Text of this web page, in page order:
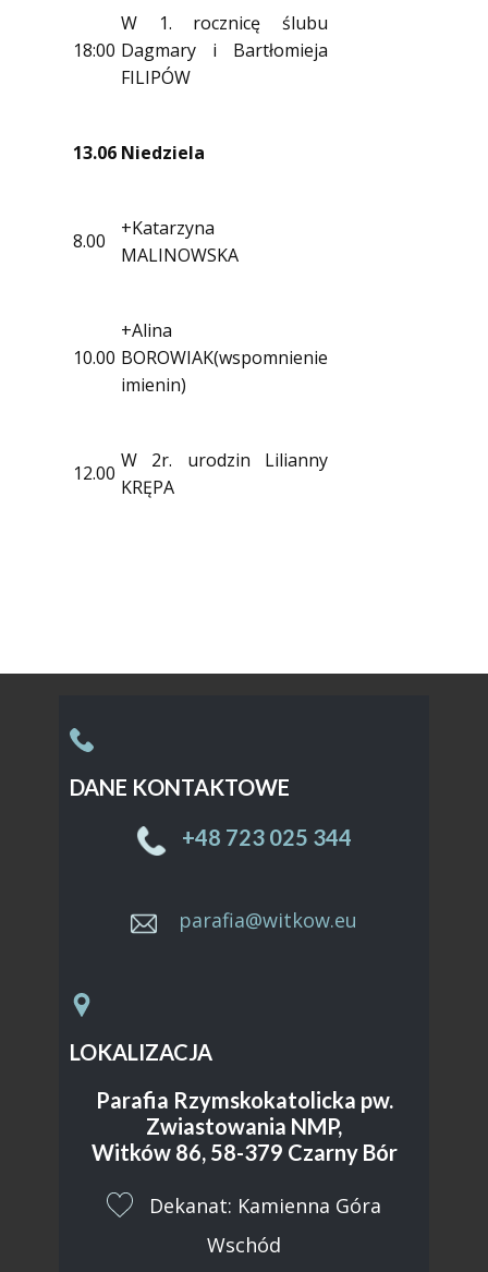
18:00
W 1. rocznicę ślubu
Dagmary i Bartłomieja
FILIPÓW
13.06 Niedziela
8.00
+Katarzyna
MALINOWSKA
10.00
+Alina
BOROWIAK(wspomnienie
imienin)
12.00
W 2r. urodzin Lilianny
KRĘPA
Sample text. Click to select the text box. Click
again or double click to start editing the text.
DANE KONTAKTOWE
+48 ​723 025 344
parafia@witkow.eu
LOKALIZACJA
Parafia Rzymskokatolicka pw.
Zwiastowania NMP,
Witków 86, 58-379 Czarny Bór
​Dekanat: Kamienna Góra
Wschód